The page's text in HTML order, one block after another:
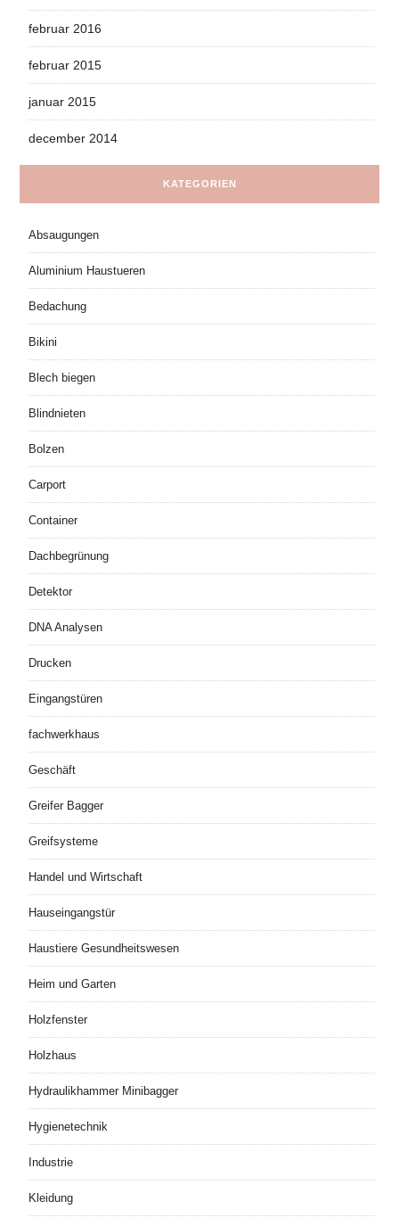
februar 2016
februar 2015
januar 2015
december 2014
KATEGORIEN
Absaugungen
Aluminium Haustueren
Bedachung
Bikini
Blech biegen
Blindnieten
Bolzen
Carport
Container
Dachbegrünung
Detektor
DNA Analysen
Drucken
Eingangstüren
fachwerkhaus
Geschäft
Greifer Bagger
Greifsysteme
Handel und Wirtschaft
Hauseingangstür
Haustiere Gesundheitswesen
Heim und Garten
Holzfenster
Holzhaus
Hydraulikhammer Minibagger
Hygienetechnik
Industrie
Kleidung